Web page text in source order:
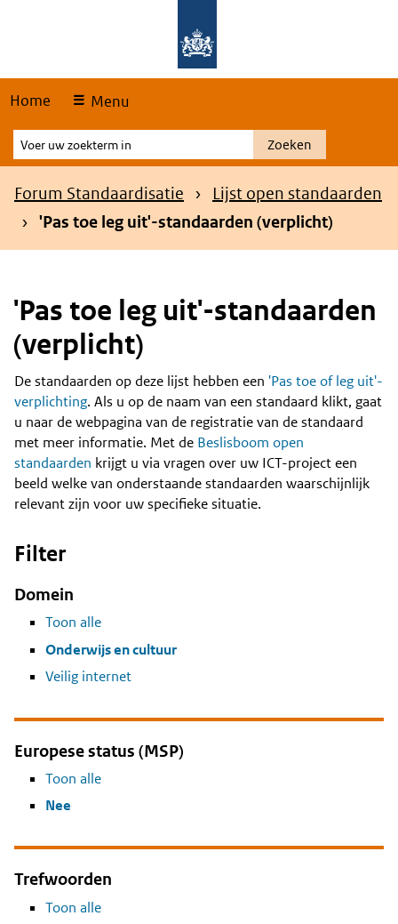
Home Menu
Voer
uw
zoekterm
Zoeken
Kruimelpad
Forum Standaardisatie
Lijst open standaarden
'Pas toe leg uit'-standaarden (verplicht)
'Pas toe leg uit'-standaarden
(verplicht)
Content
De standaarden op deze lijst hebben een 'Pas toe of leg uit'-
verplichting. Als u op de naam van een standaard klikt, gaat
u naar de webpagina van de registratie van de standaard
met meer informatie. Met de Beslisboom open
standaarden krijgt u via vragen over uw ICT-project een
beeld welke van onderstaande standaarden waarschijnlijk
relevant zijn voor uw specifieke situatie.
Filter
Domein
Toon alle
Onderwijs en cultuur
Veilig internet
Europese status (MSP)
Toon alle
Nee
Trefwoorden
Toon alle